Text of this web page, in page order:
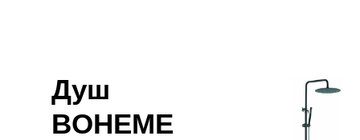
Душ
BOHEME